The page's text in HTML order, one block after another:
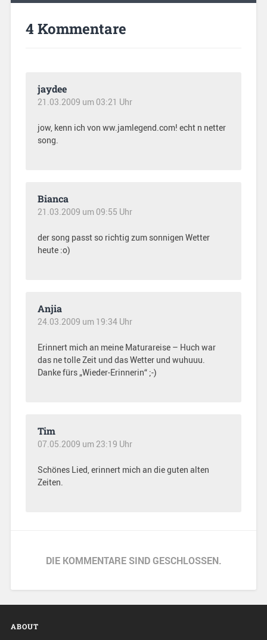
4 Kommentare
jaydee
21.03.2009 um 03:21 Uhr
jow, kenn ich von ww.jamlegend.com! echt n netter
song.
Bianca
21.03.2009 um 09:55 Uhr
der song passt so richtig zum sonnigen Wetter
heute :o)
Anjia
24.03.2009 um 19:34 Uhr
Erinnert mich an meine Maturareise – Huch war
das ne tolle Zeit und das Wetter und wuhuuu.
Danke fürs „Wieder-Erinnerin“ ;-)
Tim
07.05.2009 um 23:19 Uhr
Schönes Lied, erinnert mich an die guten alten
Zeiten.
DIE KOMMENTARE SIND GESCHLOSSEN.
ABOUT